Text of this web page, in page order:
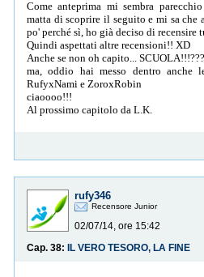
Come anteprima mi sembra
matta di scoprire il seguito e mi sa che
po' perché sì, ho già deciso di recensire
Quindi aspettati altre recensioni!! XD
Anche se non oh capito... SCUOLA!!!???
ma, oddio hai messo dentro anche
RufyxNami e ZoroxRobin
ciaoooo!!!
Al prossimo capitolo da L.K.
rufy346
Recensore Junior
02/07/14, ore 15:42
Cap. 38:
IL VERO TESORO, LA FINE